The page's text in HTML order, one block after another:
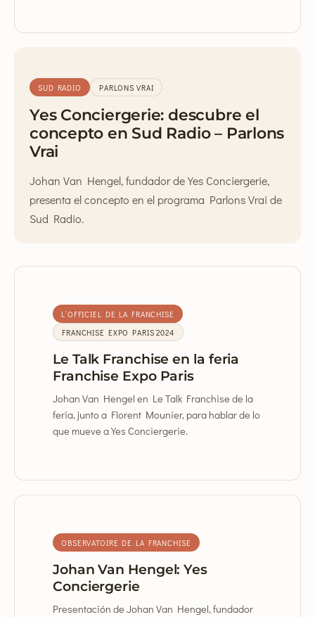
SUD RADIO PARLONS VRAI
Yes Conciergerie: descubre el
concepto en Sud Radio – Parlons
Vrai
Johan Van Hengel, fundador de Yes Conciergerie,
presenta el concepto en el programa Parlons Vrai de
Sud Radio.
L’OFFICIEL DE LA FRANCHISE
FRANCHISE EXPO PARIS 2024
Le Talk Franchise en la feria
Franchise Expo Paris
Johan Van Hengel en Le Talk Franchise de la
feria, junto a Florent Mounier, para hablar de lo
que mueve a Yes Conciergerie.
OBSERVATOIRE DE LA FRANCHISE
Johan Van Hengel: Yes
Conciergerie
Presentación de Johan Van Hengel, fundador